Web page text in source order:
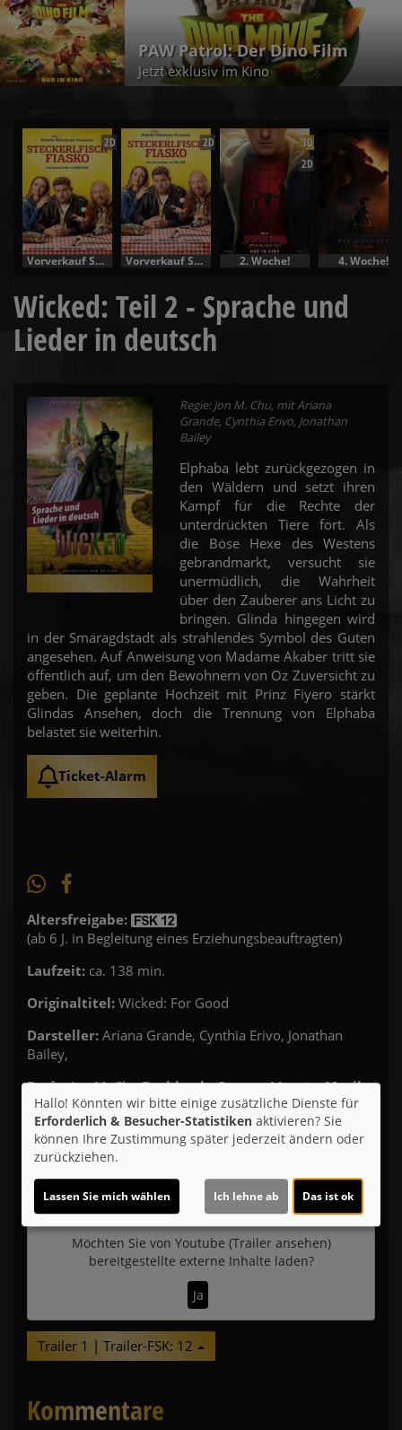
PAW Patrol: Der Dino Film
Jetzt exklusiv im Kino
2D
Vorverkauf Specials
2D
Vorverkauf Specials
3D
2D
2. Woche! 4. Woche!
Wicked: Teil 2 - Sprache und
Lieder in deutsch
Regie: Jon M. Chu, mit Ariana
Grande, Cynthia Erivo, Jonathan
Bailey
Elphaba lebt zurückgezogen in
den Wäldern und setzt ihren
Kampf für die Rechte der
unterdrückten Tiere fort. Als
die Böse Hexe des Westens
gebrandmarkt, versucht sie
unermüdlich, die Wahrheit
über den Zauberer ans Licht zu
bringen. Glinda hingegen wird
in der Smaragdstadt als strahlendes Symbol des Guten
angesehen. Auf Anweisung von Madame Akaber tritt sie
öffentlich auf, um den Bewohnern von Oz Zuversicht zu
geben. Die geplante Hochzeit mit Prinz Fiyero stärkt
Glindas Ansehen, doch die Trennung von Elphaba
belastet sie weiterhin.
Ticket-Alarm
Altersfreigabe:
(ab 6 J. in Begleitung eines Erziehungsbeauftragten)
Laufzeit: ca. 138 min.
Originaltitel: Wicked: For Good
Darsteller: Ariana Grande, Cynthia Erivo, Jonathan
Bailey,
Regie: Jon M. Chu Drehbuch: Gregory Maguire Musik:
John Powell, Stephen Schwartz Genre: Musical Land:
USA 2025 Verleih:Universal
Inhalte zum Teil von
© CINEPROG ...macht Lust auf Ihr Kino!
Möchten Sie von Youtube (Trailer ansehen)
bereitgestellte externe Inhalte laden?
Ja
Trailer 1 | Trailer-FSK: 12
Kommentare
Hallo! Könnten wir bitte einige zusätzliche Dienste für
Erforderlich & Besucher-Statistiken aktivieren? Sie
können Ihre Zustimmung später jederzeit ändern oder
zurückziehen.
Lassen Sie mich wählen Ich lehne ab Das ist ok